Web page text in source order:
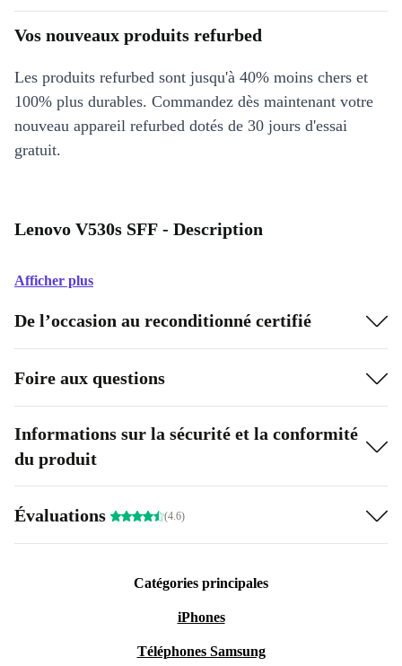
Vos nouveaux produits refurbed
Les produits refurbed sont jusqu'à 40% moins chers et
100% plus durables. Commandez dès maintenant votre
nouveau appareil refurbed dotés de 30 jours d'essai
gratuit.
Lenovo V530s SFF - Description
Afficher plus
De l’occasion au reconditionné certifié
Foire aux questions
Informations sur la sécurité et la conformité
du produit
Évaluations (4.6)
Catégories principales
iPhones
Téléphones Samsung